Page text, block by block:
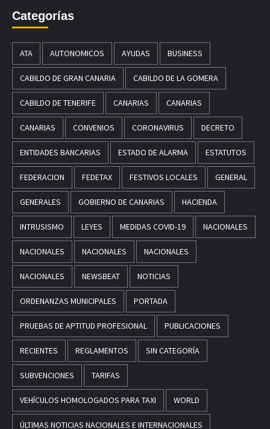
Categorías
ATA AUTONOMICOS AYUDAS BUSINESS
CABILDO DE GRAN CANARIA CABILDO DE LA GOMERA
CABILDO DE TENERIFE CANARIAS CANARIAS
CANARIAS CONVENIOS CORONAVIRUS DECRETO
ENTIDADES BANCARIAS ESTADO DE ALARMA ESTATUTOS
FEDERACION FEDETAX FESTIVOS LOCALES GENERAL
GENERALES GOBIERNO DE CANARIAS HACIENDA
INTRUSISMO LEYES MEDIDAS COVID-19 NACIONALES
NACIONALES NACIONALES NACIONALES
NACIONALES NEWSBEAT NOTICIAS
ORDENANZAS MUNICIPALES PORTADA
PRUEBAS DE APTITUD PROFESIONAL PUBLICACIONES
RECIENTES REGLAMENTOS SIN CATEGORÍA
SUBVENCIONES TARIFAS
VEHÍCULOS HOMOLOGADOS PARA TAXI WORLD
ÚLTIMAS NOTICIAS NACIONALES E INTERNACIONALES